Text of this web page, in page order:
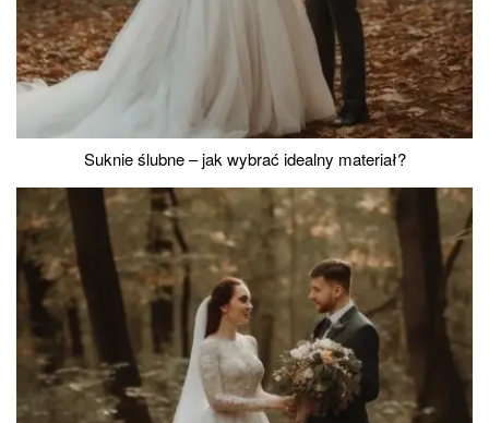
Suknie ślubne – jak wybrać idealny materiał?